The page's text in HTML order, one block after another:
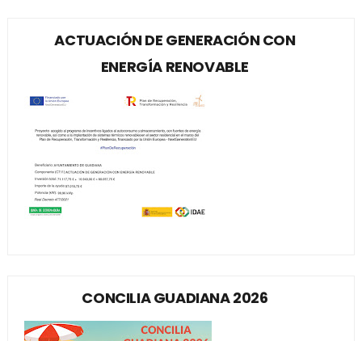
ACTUACIÓN DE GENERACIÓN CON
ENERGÍA RENOVABLE
CONCILIA GUADIANA 2026